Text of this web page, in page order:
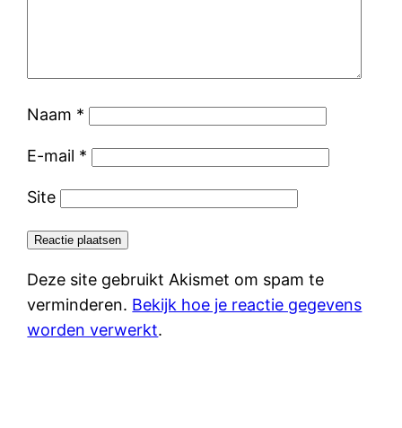
Naam *
E-mail *
Site
Deze site gebruikt Akismet om spam te
verminderen. Bekijk hoe je reactie gegevens
worden verwerkt.